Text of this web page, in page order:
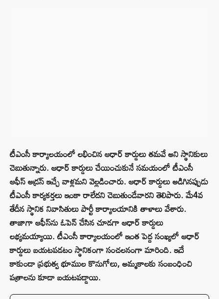
టీఎంసీ కార్యాలయంలో లభించిన ఆధార్ కార్డులు తమవే అని స్థానికులు
చెబుతున్నారు. ఆధార్ కార్డులు చేయించుకునే సమయంలో టీఎంసీ
ఆఫీస్ అడ్రస్ ఇచ్చే వాళ్లమని వెల్లడించారు. ఆధార్ కార్డులు అడిగినప్పుడు
టీఎంసీ కార్యకర్తలు ఇంకా రాలేదని చెబుతుండేవారని తెలిపారు. మే4వ
తేదీన స్థానిక నివాసితులు పార్టీ కార్యాలయానికి తాళాలు వేశారు.
తాజాగా ఆఫీస్‌ను ఓపెన్ చేసిన చూడగా ఆధార్ కార్డులు
లభ్యమయ్యాయి. టీఎంసీ కార్యాలయంలో ఇంత పెద్ద సంఖ్యలో ఆధార్
కార్డులు బయటపడటం స్థానికంగా సంచలనంగా మారింది. ఇదే
కాకుండా ప్రభుత్వ భూముల కొనుగోలు, అమ్మకాలకు సంబంధించి
పత్రాలను కూడా బయటపడ్డాయి.